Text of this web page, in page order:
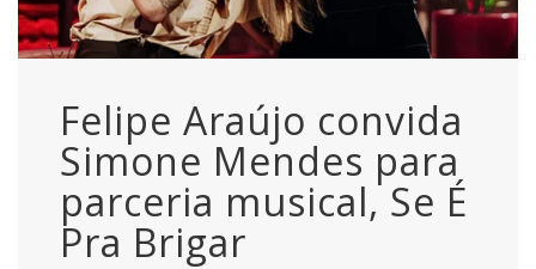
Felipe Araújo convida
Simone Mendes para
parceria musical, Se É
Pra Brigar